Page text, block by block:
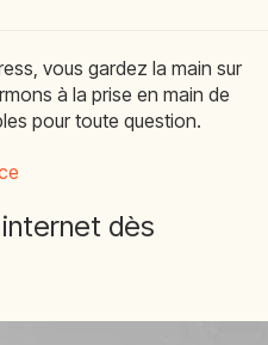
vous gardez la main sur
à la prise en main de
pour toute question.
dès